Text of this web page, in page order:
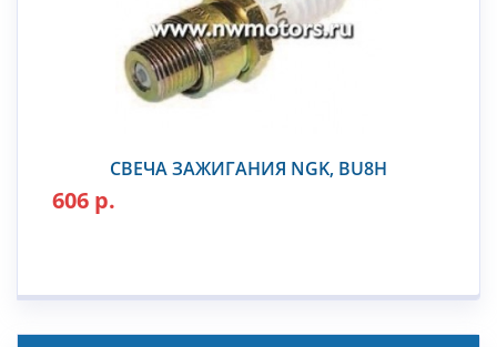
СВЕЧА ЗАЖИГАНИЯ NGK, BU8H
606 р.